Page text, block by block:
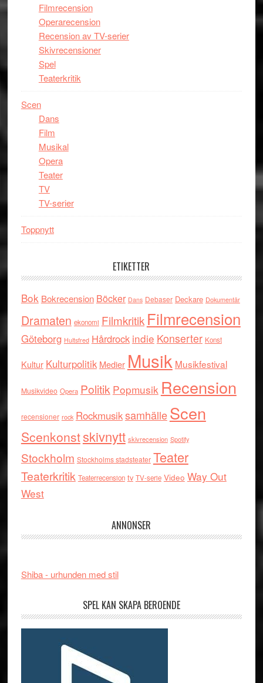
Filmrecension
Operarecension
Recension av TV-serier
Skivrecensioner
Spel
Teaterkritik
Scen
Dans
Film
Musikal
Opera
Teater
TV
TV-serier
Toppnytt
ETIKETTER
Bok Bokrecension Böcker Dans Debaser Deckare Dokumentär
Dramaten ekonomi Filmkritik Filmrecension
Göteborg Hultsfred Hårdrock indie Konserter Konst
Kultur Kulturpolitik Medier Musik Musikfestival
Musikvideo Opera Politik Popmusik Recension
recensioner rock RockmusiksamhälleScen
Scenkonstskivnytt skivrecension Spotify
Stockholm Stockholms stadsteater Teater
Teaterkritik Teaterrecension tv TV-serie Video Way Out
West
ANNONSER
Shiba - urhunden med stil
SPEL KAN SKAPA BEROENDE